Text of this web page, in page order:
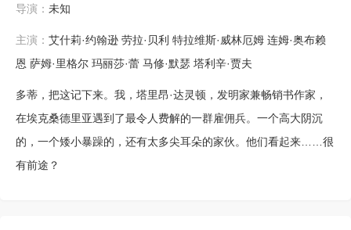
导演： 未知
主演： 艾什莉·约翰逊 劳拉·贝利 特拉维斯·威林厄姆 连姆·奥布赖
恩 萨姆·里格尔 玛丽莎·蕾 马修·默瑟 塔利辛·贾夫
多蒂，把这记下来。我，塔里昂·达灵顿，发明家兼畅销书作家，
在埃克桑德里亚遇到了最令人费解的一群雇佣兵。一个高大阴沉
的，一个矮小暴躁的，还有太多尖耳朵的家伙。他们看起来……很
有前途？